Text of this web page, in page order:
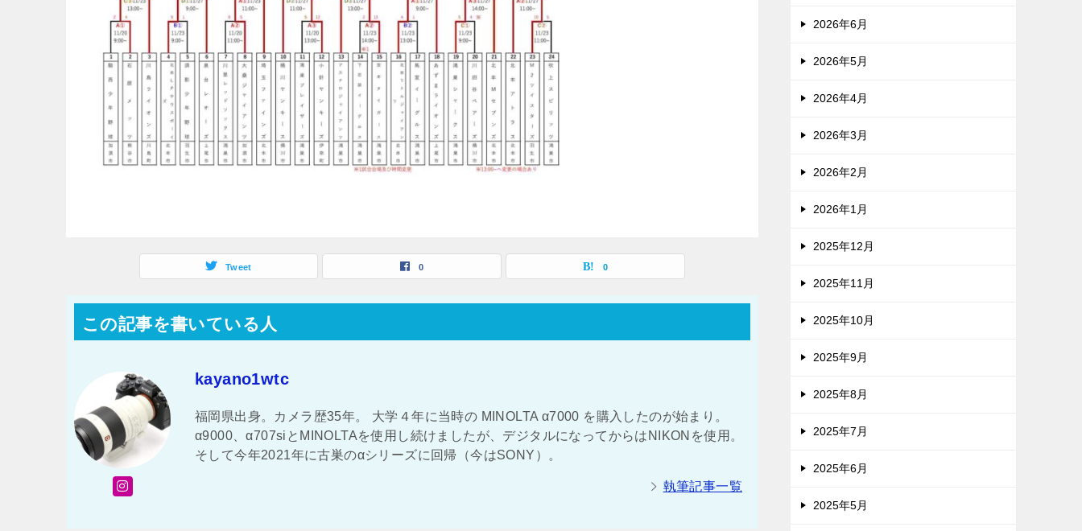
Tweet 0 0
この記事を書いている人
kayano1wtc
福岡県出身。カメラ歴35年。 大学４年に当時の MINOLTA α7000 を購入したのが始まり。
α9000、α707siとMINOLTAを使用し続けましたが、デジタルになってからはNIKONを使用。
そして今年2021年に古巣のαシリーズに回帰（今はSONY）。
執筆記事一覧
2026年6月
2026年5月
2026年4月
2026年3月
2026年2月
2026年1月
2025年12月
2025年11月
2025年10月
2025年9月
2025年8月
2025年7月
2025年6月
2025年5月